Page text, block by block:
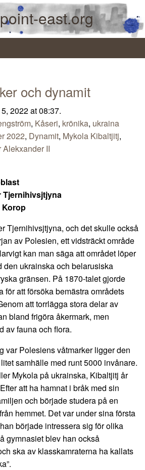
east.org
och dynamit
2022 at 08:37.
, Kåseri, krönika, ukraina
2022, Dynamit, Mykola Kibaltjitj,
Alekxander II
Tjernihivsjtjyna
Korop
Tjernihivsjtjyna, och det skulle också
av Polesien, ett vidsträckt område
kan man säga att området löper
den ukrainska och belarusiska
gränsen. På 1870-talet gjorde
för att försöka bemästra områdets
att torrlägga stora delar av
bland frigöra åkermark, men
av fauna och flora.
var Polesiens våtmarker ligger den
samhälle med runt 5000 invånare.
Mykola på ukrainska, Kibaltjitj år
att ha hamnat i bråk med sin
och började studera på en
hemmet. Det var under sina första
började intressera sig för olika
gymnasiet blev han också
ska av klasskamraterna ha kallats